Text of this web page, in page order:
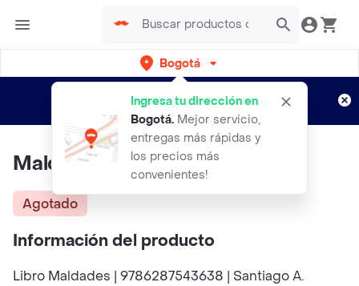
Bogotá
Ingresa tu dirección en
Bogotá. Mejor servicio,
entregas más rápidas y
los precios más
convenientes!
envíos gratis por semanas
Aplican TyC
Maldades
Agotado
Información del producto
Libro Maldades | 9786287543638 | Santiago A.